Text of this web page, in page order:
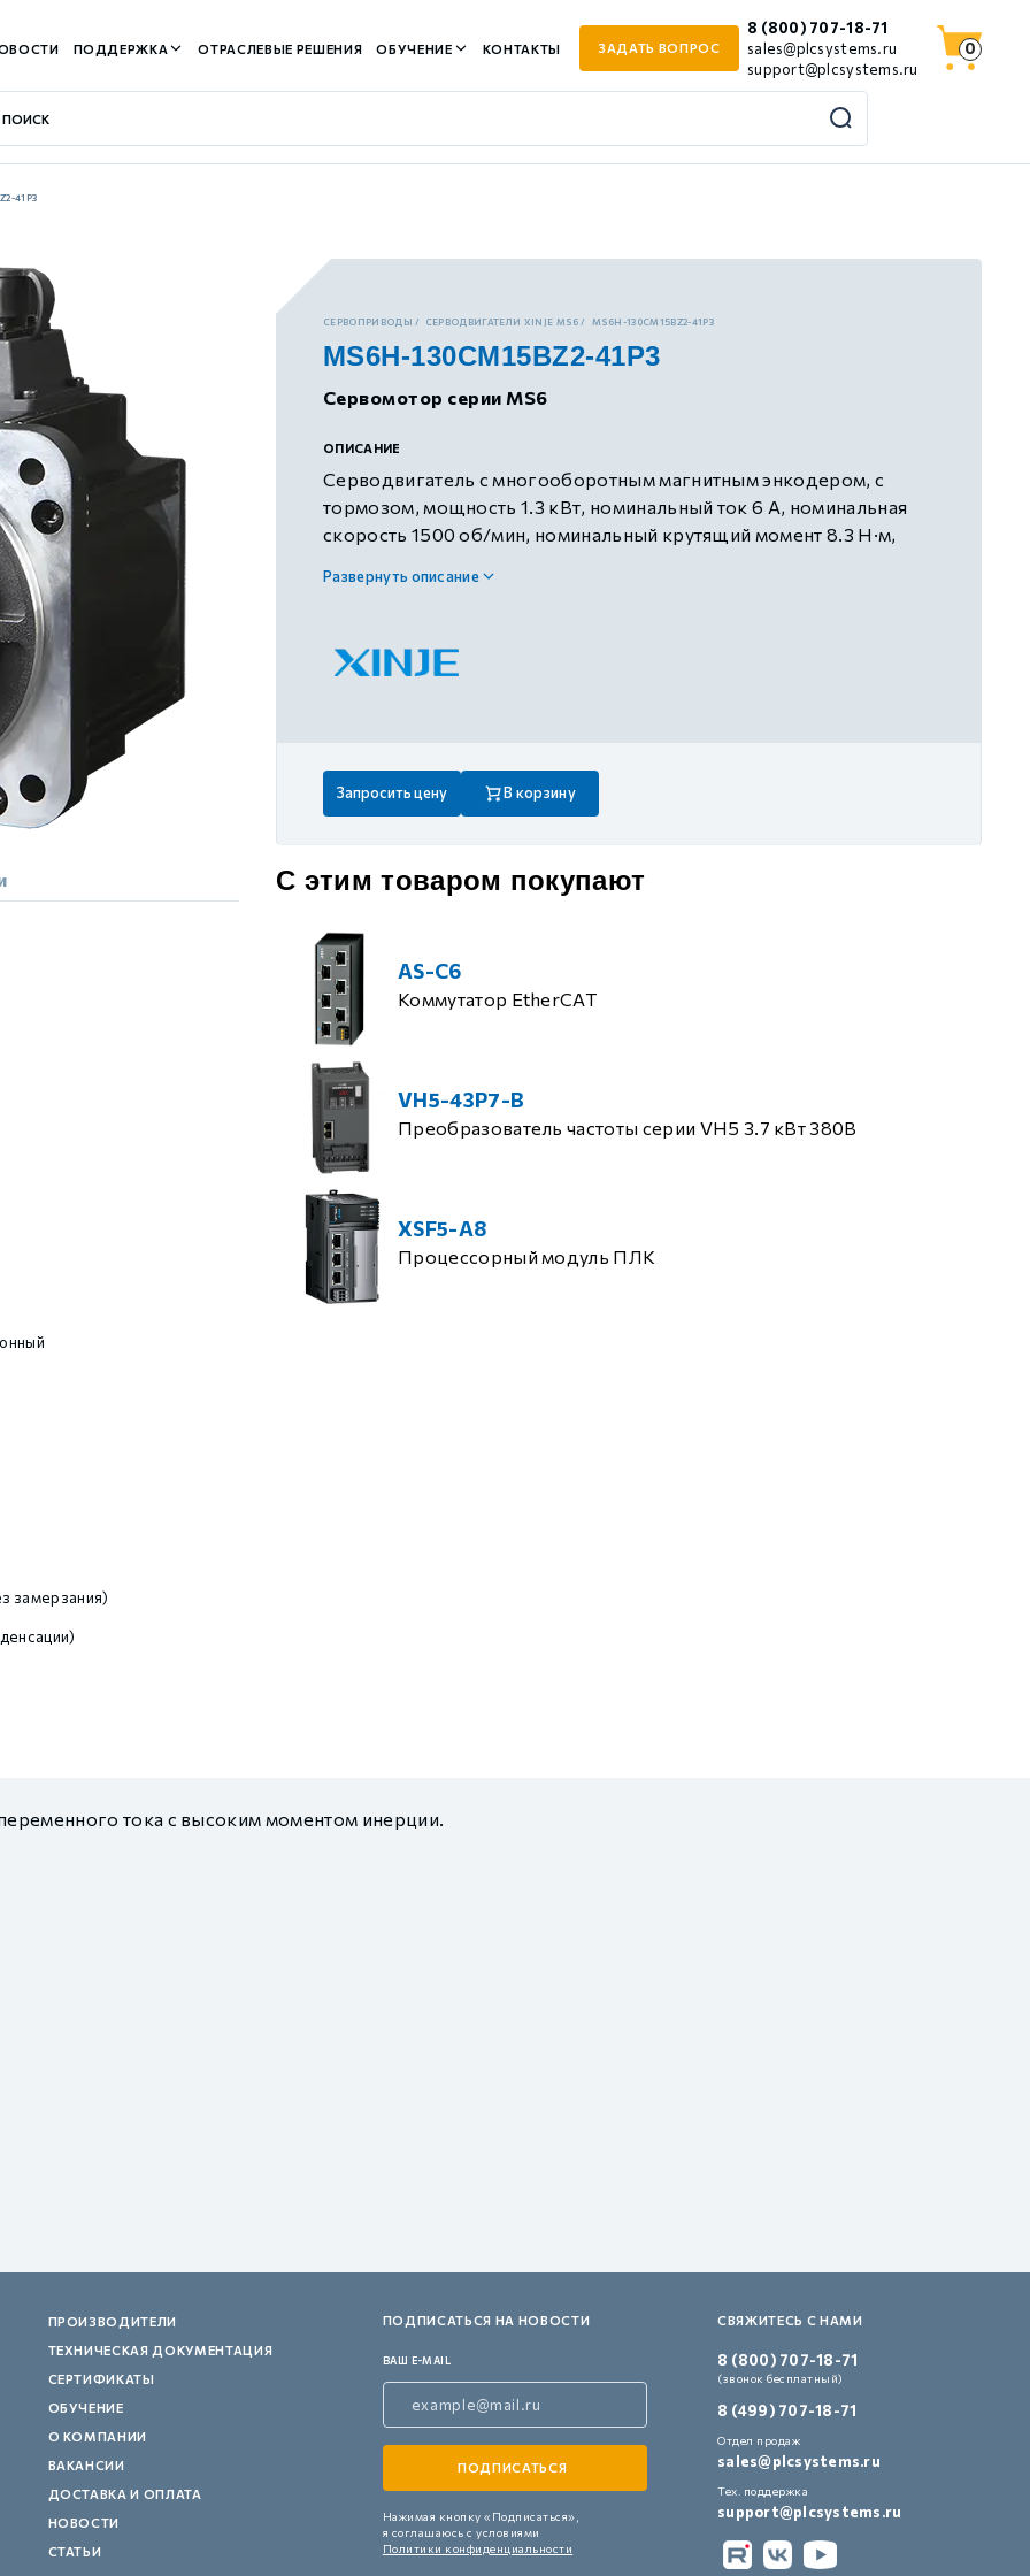
ПОДДЕРЖКА ОТРАСЛЕВЫЕ РЕШЕНИЯ ОБУЧЕНИЕ КОНТАКТЫ ЗАДАТЬ ВОПРОС
8 (800) 707-18-71
sales@plcsystems.ru
support@plcsystems.ru
0
41P3
СЕРВОПРИВОДЫ СЕРВОДВИГАТЕЛИ XINJE MS6 MS6H-130CM15BZ2-41P3
MS6H-130CM15BZ2-41P3
Сервомотор серии MS6
ОПИСАНИЕ
Серводвигатель с многооборотным магнитным энкодером, с
тормозом, мощность 1.3 кВт, номинальный ток 6 А, номинальная
скорость 1500 об/мин, номинальный крутящий момент 8.3 Н·м,
Развернуть описание
Запросить цену В корзину
замерзания)
С этим товаром покупают
AS-C6
Коммутатор EtherCAT
VH5-43P7-B
Преобразователь частоты серии VH5 3.7 кВт 380В
XSF5-A8
Процессорный модуль ПЛК
тока с высоким моментом инерции.
ПРОИЗВОДИТЕЛИ
ТЕХНИЧЕСКАЯ ДОКУМЕНТАЦИЯ
СЕРТИФИКАТЫ
ОБУЧЕНИЕ
О КОМПАНИИ
ВАКАНСИИ
ДОСТАВКА И ОПЛАТА
НОВОСТИ
СТАТЬИ
ПОДПИСАТЬСЯ НА НОВОСТИ
ВАШ E-MAIL
Нажимая кнопку «Подписаться»,
я соглашаюсь с условиями
Политики конфиденциальности
СВЯЖИТЕСЬ С НАМИ
8 (800) 707-18-71
(звонок бесплатный)
8 (499) 707-18-71
Отдел продаж
sales@plcsystems.ru
Тех. поддержка
support@plcsystems.ru
с разомкнутым контуром)
контуром)